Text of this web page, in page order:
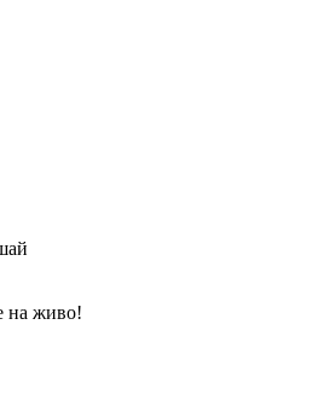
на живо!